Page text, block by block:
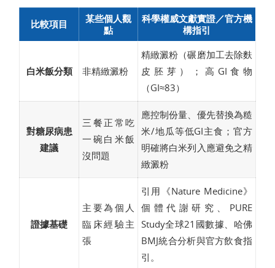
比較項目
某些個人觀
點
科學權威文獻實證／官方機
構指引
白米飯分類 非精緻澱粉
精緻澱粉（碾磨加工去除麩
皮胚芽）；高GI食物
（GI≈83）
對糖尿病患
建議
三餐正常吃
一碗白米飯
沒問題
應控制份量、優先替換為糙
米/地瓜等低GI主食；官方
明確將白米列入應避免之精
緻澱粉
證據基礎
主要為個人
臨床經驗主
張
引用《Nature Medicine》
個體代謝研究、PURE
Study全球21國數據、哈佛
BMJ統合分析與官方飲食指
引。